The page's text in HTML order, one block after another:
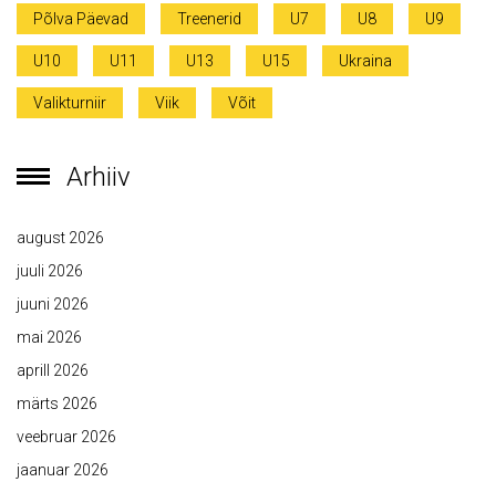
Põlva Päevad Treenerid U7 U8 U9
U10 U11 U13 U15 Ukraina
Valikturniir Viik Võit
Arhiiv
august 2026
juuli 2026
juuni 2026
mai 2026
aprill 2026
märts 2026
veebruar 2026
jaanuar 2026